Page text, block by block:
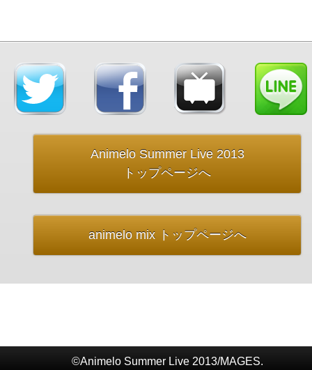
Animelo Summer Live 2013
トップページへ
animelo mix トップページへ
©Animelo Summer Live 2013/MAGES.